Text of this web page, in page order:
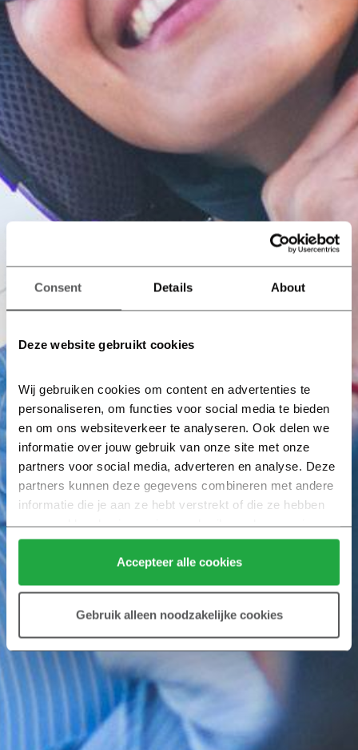
Consent Details About
Deze website gebruikt cookies
Wij gebruiken cookies om content en advertenties te
personaliseren, om functies voor social media te bieden
en om ons websiteverkeer te analyseren. Ook delen we
informatie over jouw gebruik van onze site met onze
partners voor social media, adverteren en analyse. Deze
partners kunnen deze gegevens combineren met andere
informatie die je aan ze hebt verstrekt of die ze hebben
verzameld op basis van jouw gebruik van hun services.
Klik hier voor meer informatie over ons cookiebeleid.
Accepteer alle cookies
Gebruik alleen noodzakelijke cookies